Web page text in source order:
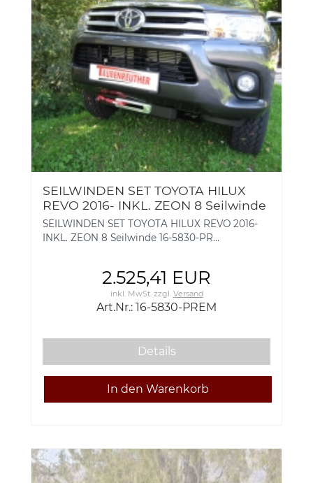
SEILWINDEN SET TOYOTA HILUX
REVO 2016- INKL. ZEON 8 Seilwinde
16-5830-PREM
SEILWINDEN SET TOYOTA HILUX REVO 2016-
INKL. ZEON 8 Seilwinde 16-5830-PR...
2.525,41 EUR
inkl. MwSt.zzgl. Versand
Art.Nr.: 16-5830-PREM
Details